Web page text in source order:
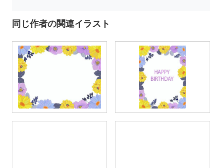
同じ作者の関連イラスト